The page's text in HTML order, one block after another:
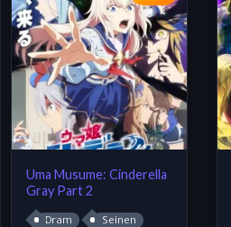
Uma Musume: Cinderella
Gray Part 2
Dram
Seinen